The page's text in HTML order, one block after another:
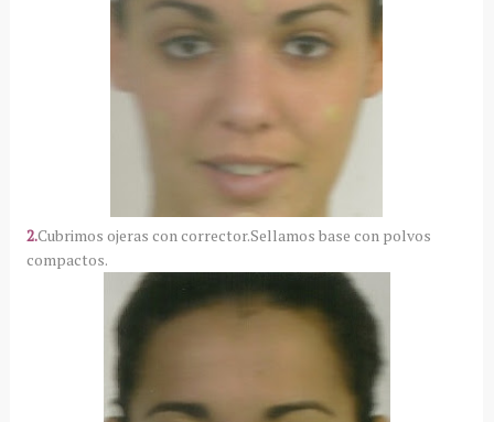
2.Cubrimos ojeras con corrector.Sellamos base con polvos
compactos.